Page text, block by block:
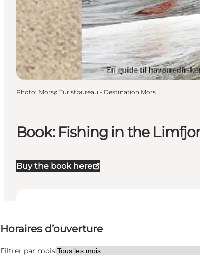
Book: Fishing in the
Buy the book here
Horaires d’ouverture
Filtrer par mois
Myself, Friends
Photo: Morsø Turistbureau - Destination Mors